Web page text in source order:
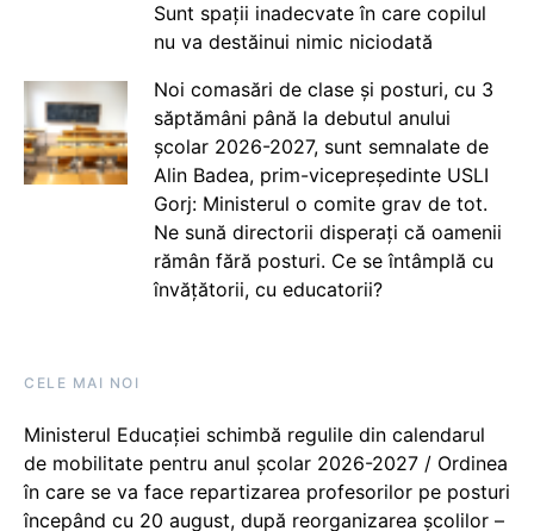
Sunt spații inadecvate în care copilul
nu va destăinui nimic niciodată
Noi comasări de clase și posturi, cu 3
săptămâni până la debutul anului
școlar 2026-2027, sunt semnalate de
Alin Badea, prim-vicepreședinte USLI
Gorj: Ministerul o comite grav de tot.
Ne sună directorii disperați că oamenii
rămân fără posturi. Ce se întâmplă cu
învățătorii, cu educatorii?
CELE MAI NOI
Ministerul Educației schimbă regulile din calendarul
de mobilitate pentru anul școlar 2026-2027 / Ordinea
în care se va face repartizarea profesorilor pe posturi
începând cu 20 august, după reorganizarea școlilor –